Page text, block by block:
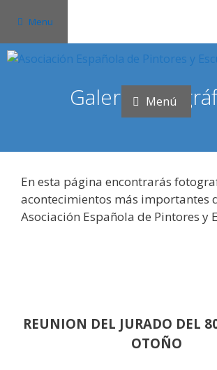
contenido
Menu
Menú
Galería
En esta página encontrarás
acontecimientos más importantes
Asociación Española de Pintores y
REUNION DEL JURADO DEL
OTOÑO